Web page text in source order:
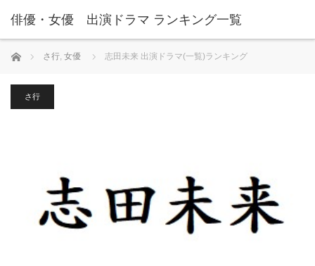
俳優・女優 出演ドラマ ランキング一覧
ホーム さ行, 女優 志田未来 出演ドラマ(一覧)ランキング
さ行